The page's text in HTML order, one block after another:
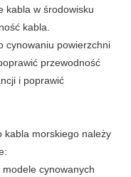
kabla w środowisku
kabla.
cynowaniu powierzchni
przewodność
i poprawić
kabla morskiego należy
cynowanych